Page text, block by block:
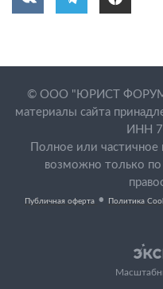
© ООО "ЮРИСТ
материалы сайта
ИНН
Полное или частичное
возможно только
Публичная оферта • Политика